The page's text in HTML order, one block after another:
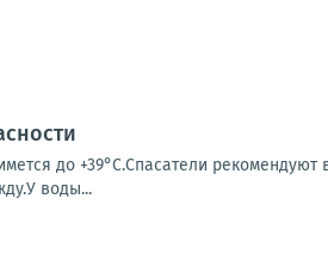
до +39°С.Спасатели
воды...